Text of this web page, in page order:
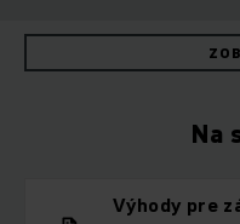
Na
Výhody pre